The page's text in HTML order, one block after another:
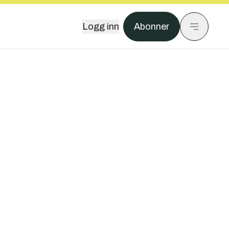
Logg inn Abonner